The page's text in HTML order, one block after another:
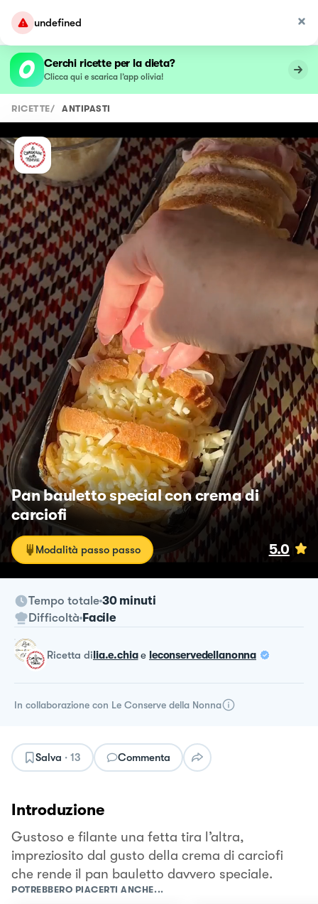
undefined
Cerchi ricette per la dieta?
Clicca qui e scarica l’app olivia!
RICETTE/ ANTIPASTI
Pan bauletto special con crema di
carciofi
Modalità passo passo 5.0
Tempo totale 30 minuti
Difficoltà Facile
ricetta dilia.e.chiae leconservedellanonna
In collaborazione con Le Conserve della Nonna
Salva · 13 Commenta
Introduzione
Gustoso e filante una fetta tira l’altra,
impreziosito dal gusto della crema di carciofi
che rende il pan bauletto davvero speciale.
POTREBBERO PIACERTI ANCHE...